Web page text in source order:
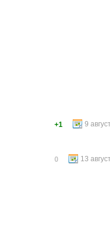
9
+1
13
0